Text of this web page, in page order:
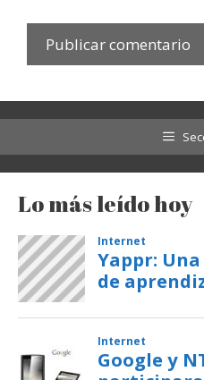
Lo más leído hoy